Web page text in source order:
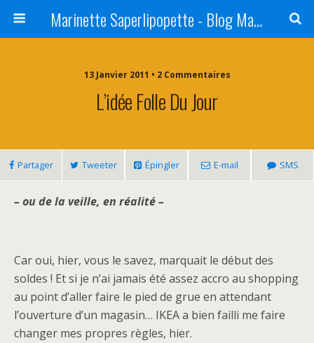
Marinette Saperlipopette - Blog Maman Angers Lifestyle - Ex Expat Montréal
13 Janvier 2011 • 2 Commentaires
L’idée Folle Du Jour
Partager Tweeter Épingler E-mail SMS
– ou de la veille, en réalité –
Car oui, hier, vous le savez, marquait le début des
soldes ! Et si je n’ai jamais été assez accro au shopping
au point d’aller faire le pied de grue en attendant
l’ouverture d’un magasin… IKEA a bien failli me faire
changer mes propres règles, hier.